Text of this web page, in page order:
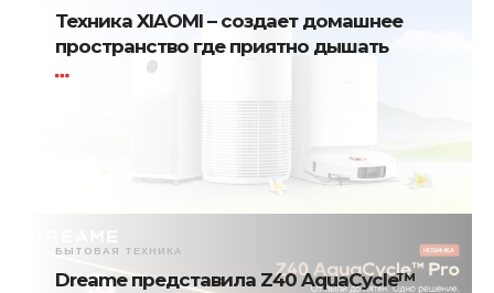
Техника XIAOMI – создает домашнее
пространство где приятно дышать
БЫТОВАЯ ТЕХНИКА
Dreame представила Z40 AquaCycle™